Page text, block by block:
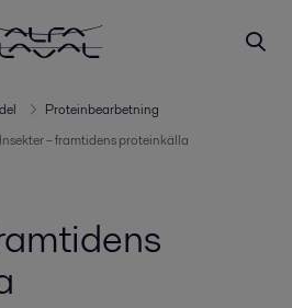
Proteinbearbetning
Insekter – framtidens proteinkälla